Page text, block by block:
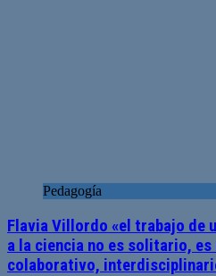
Pedagogía
Flavia Villordo «el trabajo de
a la ciencia no es solitario, es
colaborativo,